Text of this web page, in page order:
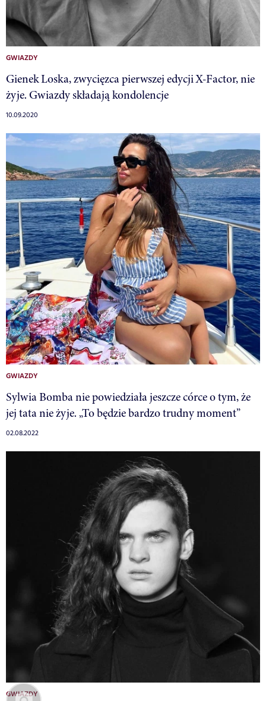
GWIAZDY
Gienek Loska, zwycięzca pierwszej edycji X-Factor, nie
żyje. Gwiazdy składają kondolencje
10.09.2020
GWIAZDY
Sylwia Bomba nie powiedziała jeszcze córce o tym, że
jej tata nie żyje. „To będzie bardzo trudny moment”
02.08.2022
GWIAZDY